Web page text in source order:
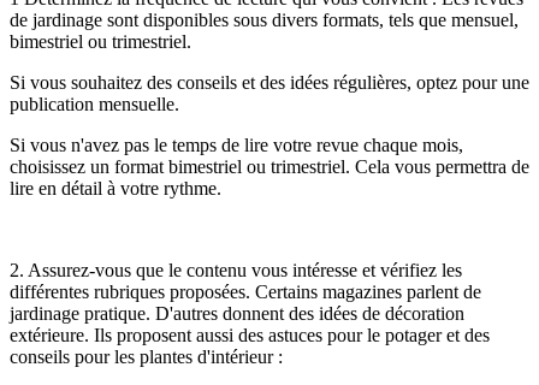
de jardinage sont disponibles sous divers formats, tels que mensuel,
bimestriel ou trimestriel.
Si vous souhaitez des conseils et des idées régulières, optez pour une
publication mensuelle.
Si vous n'avez pas le temps de lire votre revue chaque mois,
choisissez un format bimestriel ou trimestriel. Cela vous permettra de
lire en détail à votre rythme.
2. Assurez-vous que le contenu vous intéresse et vérifiez les
différentes rubriques proposées. Certains magazines parlent de
jardinage pratique. D'autres donnent des idées de décoration
extérieure. Ils proposent aussi des astuces pour le potager et des
conseils pour les plantes d'intérieur :